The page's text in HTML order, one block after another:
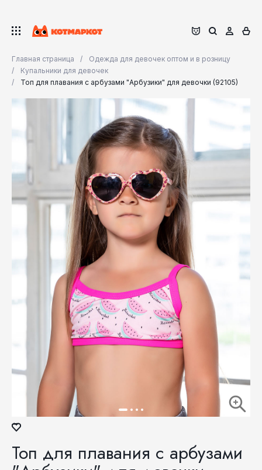
Главная страница
Одежда для девочек оптом и в розницу
Купальники для девочек
Топ для плавания с арбузами "Арбузики" для девочки (92105)
Топ для плавания с арбузами